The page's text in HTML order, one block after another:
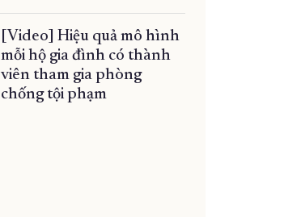
[Video] Hiệu quả mô hình
mỗi hộ gia đình có thành
viên tham gia phòng
chống tội phạm